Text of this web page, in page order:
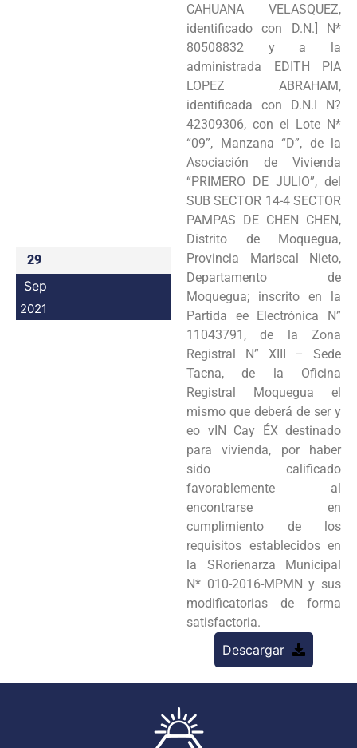
Intranet
29
Sep
2021
CAHUANA VELASQUEZ,
identificado con D.N.] N*
80508832 y a la
administrada EDITH PIA
LOPEZ ABRAHAM,
identificada con D.N.I N?
42309306, con el Lote N*
“09”, Manzana “D”, de la
Asociación de Vivienda
“PRIMERO DE JULIO”, del
SUB SECTOR 14-4 SECTOR
PAMPAS DE CHEN CHEN,
Distrito de Moquegua,
Provincia Mariscal Nieto,
Departamento de
Moquegua; inscrito en la
Partida ee Electrónica N”
11043791, de la Zona
Registral N” XIII – Sede
Tacna, de la Oficina
Registral Moquegua el
mismo que deberá de ser y
eo vIN Cay ÉX destinado
para vivienda, por haber
sido calificado
favorablemente al
encontrarse en
cumplimiento de los
requisitos establecidos en
la SRorienarza Municipal
N* 010-2016-MPMN y sus
modificatorias de forma
satisfactoria.
Descargar